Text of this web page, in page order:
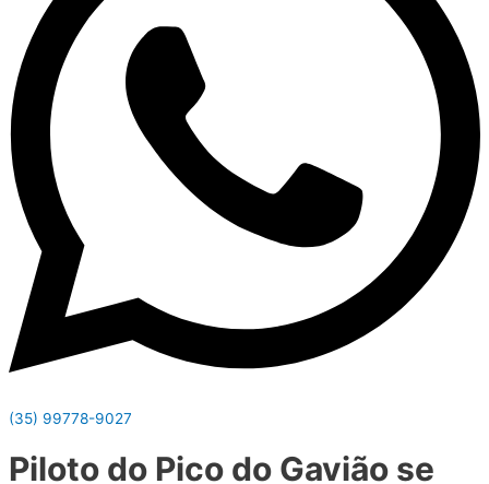
(35) 99778-9027
Piloto do Pico do Gavião se